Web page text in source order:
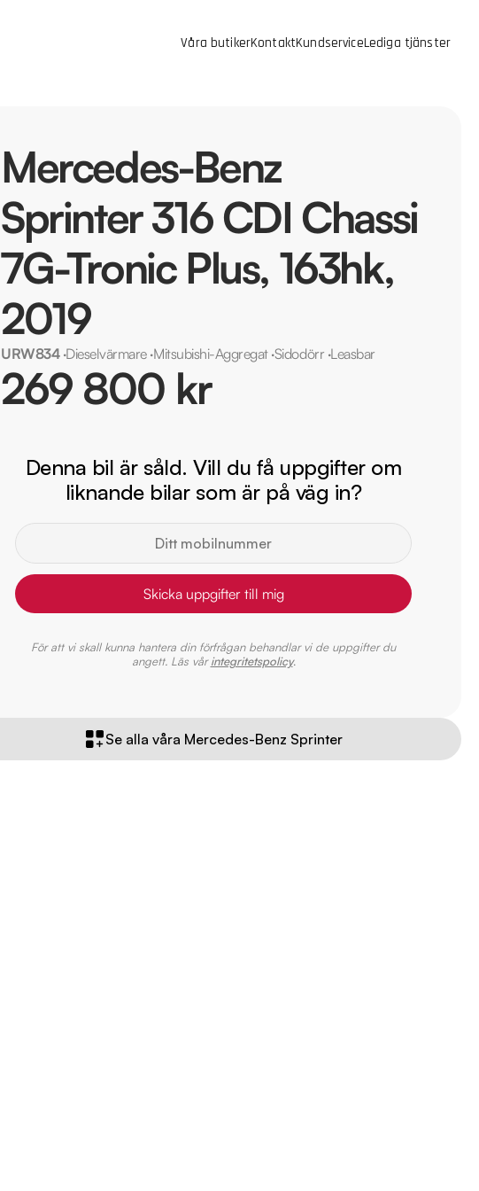
Våra butikerKontaktKundserviceLediga tjänster
Mercedes-Benz
Sprinter 316 CDI Chassi
7G-Tronic Plus, 163hk,
2019
URW834·Dieselvärmare·Mitsubishi-Aggregat·Sidodörr ·Leasbar
269 800 kr
Denna bil är såld. Vill du få uppgifter om
liknande bilar som är på väg in?
Skicka uppgifter till mig
För att vi skall kunna hantera din förfrågan behandlar vi de uppgifter du
angett. Läs vårintegritetspolicy.
Se alla våra Mercedes-Benz Sprinter